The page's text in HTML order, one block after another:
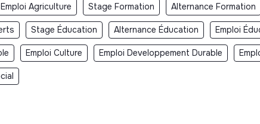
Emploi Agriculture Stage Formation Alternance Formation
Stage Éducation Alternance Éducation Emploi
Emploi Culture Emploi Developpement Durable